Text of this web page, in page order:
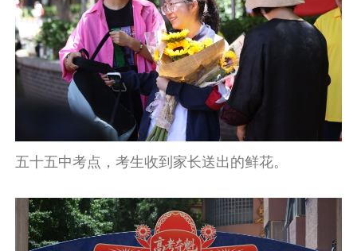
五十五中考点，考生收到家长送出的鲜花。